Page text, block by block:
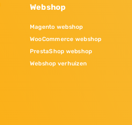
Webshop
Magento webshop
WooCommerce webshop
PrestaShop webshop
Webshop verhuizen